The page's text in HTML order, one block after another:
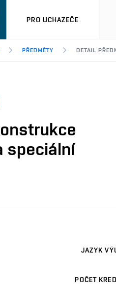
PRO UCHAZEČE
PŘEDMĚTY DETAIL
speciální
JAZYK
POČET